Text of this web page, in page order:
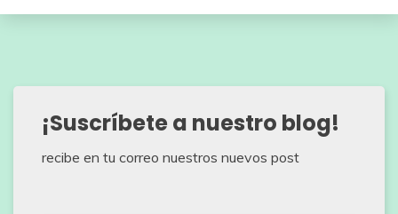
¡Suscríbete a nuestro blog!
recibe en tu correo nuestros nuevos post